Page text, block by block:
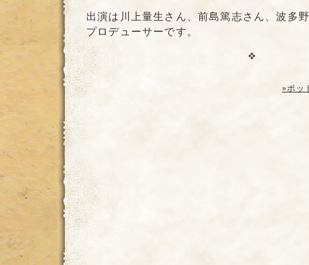
出演は川上量生さん、前島篤志さん、波多
プロデューサーです。
»ポッ